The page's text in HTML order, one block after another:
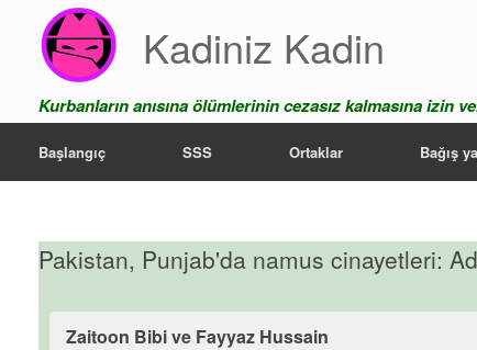
content
Kadiniz Kadin
Kurbanların anısına ölümlerinin cezasız kalmasına izin
Başlangıç SSS Ortaklar Bağış
Pakistan, Punjab'da namus cinayetleri:
Zaitoon Bibi ve Fayyaz Hussain